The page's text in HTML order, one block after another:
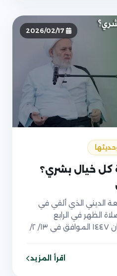
كل خيال بشري؟
الديني الذي ألقي في
الظهر في الرابع
والعشرين من شهر شعبان ١٤٤٧ الموافق في ١٣/ ٢/
اقرأ المزيد